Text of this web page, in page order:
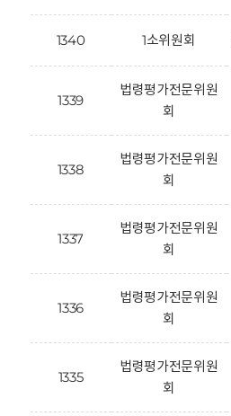
1340 1소위원회
1339
법령평가전문위원
회
1338
법령평가전문위원
회
1337
법령평가전문위원
회
1336
법령평가전문위원
회
1335
법령평가전문위원
회